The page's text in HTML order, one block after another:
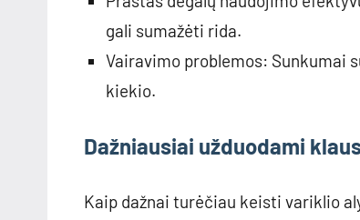
gali sumažėti rida.
Vairavimo problemos: Sunkumai
kiekio.
Dažniausiai užduodami
Kaip dažnai turėčiau keisti variklio